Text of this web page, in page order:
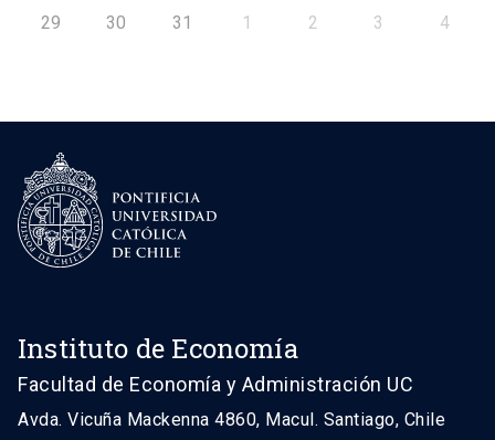
29 30 31 1 2 3 4
Instituto de Economía
Facultad de Economía y Administración UC
Avda. Vicuña Mackenna 4860, Macul. Santiago, Chile